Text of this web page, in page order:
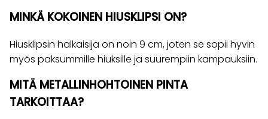
MINKÄ KOKOINEN HIUSKLIPSI ON?
Hiusklipsin halkaisija on noin 9 cm, joten se sopii hyvin
myös paksummille hiuksille ja suurempiin kampauksiin.
MITÄ METALLINHOHTOINEN PINTA
TARKOITTAA?